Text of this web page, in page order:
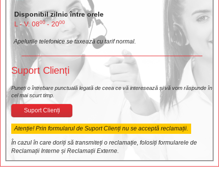
Disponibil zilnic între orele
L - V: 0800- 2000
Apelurile telefonice se taxează cu tarif normal.
Suport Clienți
Puneți o întrebare punctuală legată de ceea ce vă interesează și vă vom răspunde în
cel mai scurt timp.
Suport Clienți
Atenție! Prin formularul de Suport Clienți nu se acceptă reclamații.
În cazul în care doriți să transmiteți o reclamație, folosiți formularele de
Reclamații Interne și Reclamații Externe.